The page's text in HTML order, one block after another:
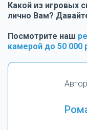
Какой из игровых
лично Вам?
Посмотрите наш
камерой до 50 000